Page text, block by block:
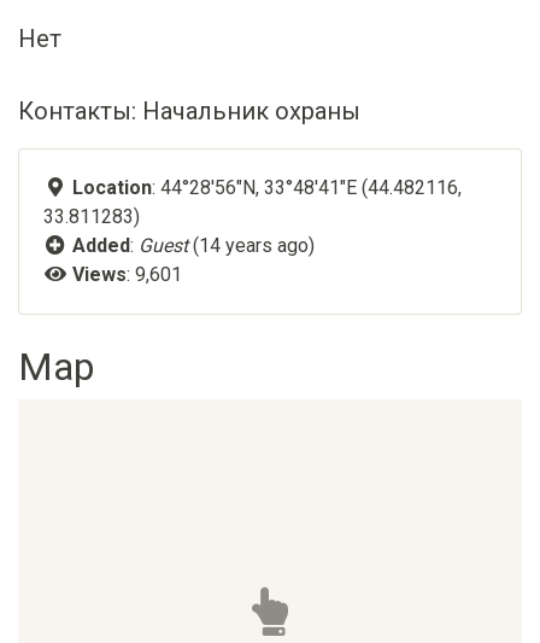
Нет
Контакты: Начальник охраны
Location: 44°28'56"N, 33°48'41"E (44.482116,
33.811283)
Added: Guest(14 years ago)
Views: 9,601
Map